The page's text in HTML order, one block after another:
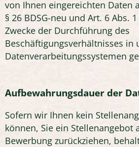
von Ihnen eingereichten Daten
§ 26 BDSG-neu und Art. 6 Abs.
Zwecke der Durchführung des
Beschäftigungsverhältnisses in
Datenverarbeitungssystemen
Aufbewahrungsdauer der
Sofern wir Ihnen kein
können, Sie ein Stellenangebot
Bewerbung zurückziehen,